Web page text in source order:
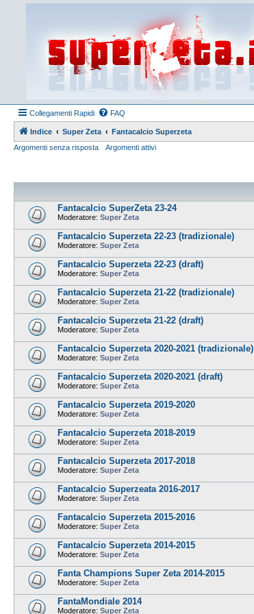
Collegamenti Rapidi FAQ
Indice Super Zeta
Fantacalcio Superzeta
Argomenti senza risposta
Argomenti attivi
Fantacalcio SuperZeta 23-24
Moderatore: Super Zeta
Fantacalcio Superzeta 22-23 (tradizionale)
Moderatore: Super Zeta
Fantacalcio Superzeta 22-23 (draft)
Moderatore: Super Zeta
Fantacalcio Superzeta 21-22 (tradizionale)
Moderatore: Super Zeta
Fantacalcio Superzeta 21-22 (draft)
Moderatore: Super Zeta
Fantacalcio Superzeta 2020-2021 (tradizionale)
Moderatore: Super Zeta
Fantacalcio Superzeta 2020-2021 (draft)
Moderatore: Super Zeta
Fantacalcio Superzeta 2019-2020
Moderatore: Super Zeta
Fantacalcio Superzeta 2018-2019
Moderatore: Super Zeta
Fantacalcio Superzeta 2017-2018
Moderatore: Super Zeta
Fantacalcio Superzeata 2016-2017
Moderatore: Super Zeta
Fantacalcio Superzeta 2015-2016
Moderatore: Super Zeta
Fantacalcio Superzeta 2014-2015
Moderatore: Super Zeta
Fanta Champions Super Zeta 2014-2015
Moderatore: Super Zeta
FantaMondiale 2014
Moderatore: Super Zeta